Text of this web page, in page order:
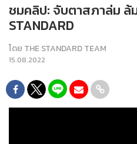
ชมคลิป: จับตาสภาล่ม ล้
STANDARD
โดย THE STANDARD TEAM
15.08.2022